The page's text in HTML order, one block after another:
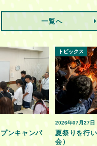
一覧へ
ンキャンパ
2026年07月27日
トピックス
夏祭りを行
会）